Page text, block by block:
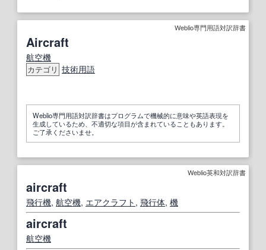
Weblio専門用語対訳辞書
Aircraft
航空機
カテゴリ 技術用語
Weblio専門用語対訳辞書はプログラムで機械的に意味や英語表現を
生成しているため、不適切な項目が含まれていることもあります。
ご了承くださいませ。
Weblio英和対訳辞書
aircraft
飛行機, 航空機, エアクラフト , 飛行体, 機
aircraft
航空機